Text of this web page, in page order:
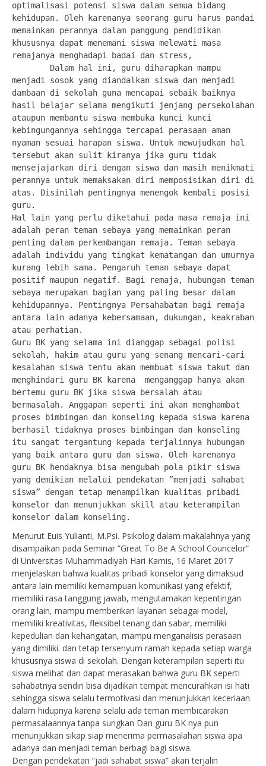
optimalisasi potensi siswa dalam semua bidang
kehidupan. Oleh karenanya seorang guru harus pandai
memainkan perannya dalam panggung pendidikan
khususnya dapat menemani siswa melewati masa
remajanya menghadapi badai dan stress,
menjadi sosok yang diandalkan siswa dan menjadi
dambaan di sekolah guna mencapai sebaik baiknya
hasil belajar selama mengikuti jenjang persekolahan
ataupun membantu siswa membuka kunci kunci
kebingungannya sehingga tercapai perasaan aman
nyaman sesuai harapan siswa. Untuk mewujudkan hal
tersebut akan sulit kiranya jika guru tidak
mensejajarkan diri dengan siswa dan masih menikmati
perannya untuk memaksakan diri memposisikan diri di
atas. Disinilah pentingnya menengok kembali posisi
guru.
Hal lain yang perlu diketahui pada masa remaja ini
adalah peran teman sebaya yang memainkan peran
penting dalam perkembangan remaja. Teman sebaya
adalah individu yang tingkat kematangan dan umurnya
kurang lebih sama. Pengaruh teman sebaya dapat
positif maupun negatif. Bagi remaja, hubungan teman
sebaya merupakan bagian yang paling besar dalam
kehidupannya. Pentingnya Persahabatan bagi remaja
antara lain adanya kebersamaan, dukungan, keakraban
atau perhatian.
Guru BK yang selama ini dianggap sebagai polisi
sekolah, hakim atau guru yang senang mencari-cari
kesalahan siswa tentu akan membuat siswa takut dan
menghindari guru BK karena  menganggap hanya akan
bertemu guru BK jika siswa bersalah atau
bermasalah. Anggapan seperti ini akan menghambat
proses bimbingan dan konseling kepada siswa karena
berhasil tidaknya proses bimbingan dan konseling
itu sangat tergantung kepada terjalinnya hubungan
yang baik antara guru dan siswa. Oleh karenanya
guru BK hendaknya bisa mengubah pola pikir siswa
yang demikian melalui pendekatan ”menjadi sahabat
siswa” dengan tetap menampilkan kualitas pribadi
konselor dan menunjukkan skill atau keterampilan
konselor dalam konseling.
Menurut Euis Yulianti, M.Psi. Psikolog dalam makalahnya yang
disampaikan pada Seminar ”Great To Be A School Councelor”
di Universitas Muhammadiyah Hari Kamis, 16 Maret 2017
menjelaskan bahwa kualitas pribadi konselor yang dimaksud
antara lain memiliki kemampuan komunikasi yang efektif,
memiliki rasa tanggung jawab, mengutamakan kepentingan
orang lain, mampu memberikan layanan sebagai model,
memiliki kreativitas, fleksibel tenang dan sabar, memiliki
kepedulian dan kehangatan, mampu menganalisis perasaan
yang dimiliki. dan tetap tersenyum ramah kepada setiap warga
khususnya siswa di sekolah. Dengan keterampilan seperti itu
siswa melihat dan dapat merasakan bahwa guru BK seperti
sahabatnya sendiri bisa dijadikan tempat mencurahkan isi hati
sehingga siswa selalu termotivasi dan menunjukkan keceriaan
dalam hidupnya karena selalu ada teman membicarakan
permasalaannya tanpa sungkan Dan guru BK nya pun
menunjukkan sikap siap menerima permasalahan siswa apa
adanya dan menjadi teman berbagi bagi siswa.
Dengan pendekatan “jadi sahabat siswa” akan terjalin